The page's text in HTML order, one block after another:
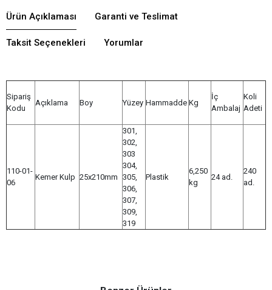
Ürün Açıklaması Garanti ve Teslimat
Taksit Seçenekleri Yorumlar
Sipariş
Kodu
Açıklama Boy Yüzey Hammadde Kg
İç
Ambalaj
Koli
Adeti
110-01-
06
Kemer Kulp 25x210mm
301,
302,
303
304,
305,
306,
307,
309,
319
Plastik
6,250
kg
24 ad.
240
ad.